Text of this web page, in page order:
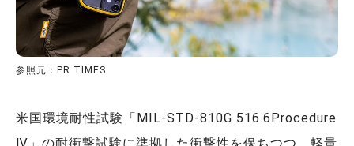
参照元：PR TIMES
米国環境耐性試験「MIL-STD-810G 516.6Procedure